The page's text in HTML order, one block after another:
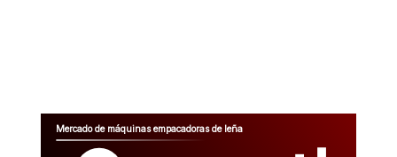
Mercado de máquinas empacadoras de leña